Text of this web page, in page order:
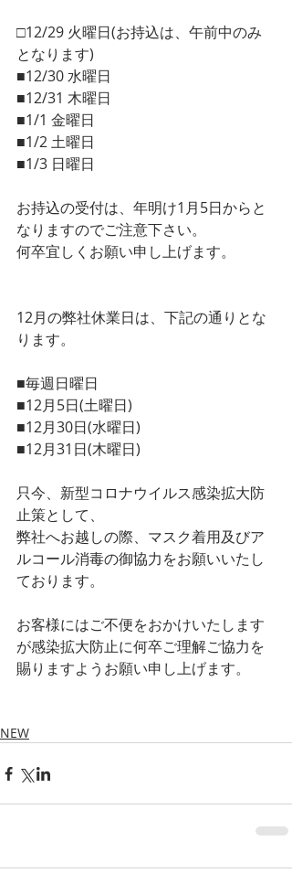
□12/29 火曜日(お持込は、午前中のみ
となります)
■12/30 水曜日
■12/31 木曜日
■1/1 金曜日
■1/2 土曜日
■1/3 日曜日
お持込の受付は、年明け1月5日からと
なりますのでご注意下さい。
何卒宜しくお願い申し上げます。
12月の弊社休業日は、下記の通りとな
ります。
■毎週日曜日
■12月5日(土曜日)
■12月30日(水曜日)
■12月31日(木曜日)
只今、新型コロナウイルス感染拡大防
止策として、
弊社へお越しの際、マスク着用及びア
ルコール消毒の御協力をお願いいたし
ております。
お客様にはご不便をおかけいたします
が感染拡大防止に何卒ご理解ご協力を
賜りますようお願い申し上げます。
NEW